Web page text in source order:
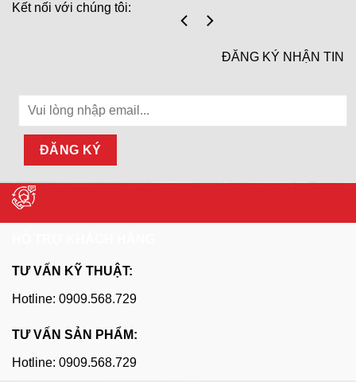
Kết nối với chúng tôi:
ĐĂNG KÝ NHẬN TIN
TƯ VẤN KỸ THUẬT:
Hotline: 0909.568.729
TƯ VẤN SẢN PHẨM:
Hotline: 0909.568.729